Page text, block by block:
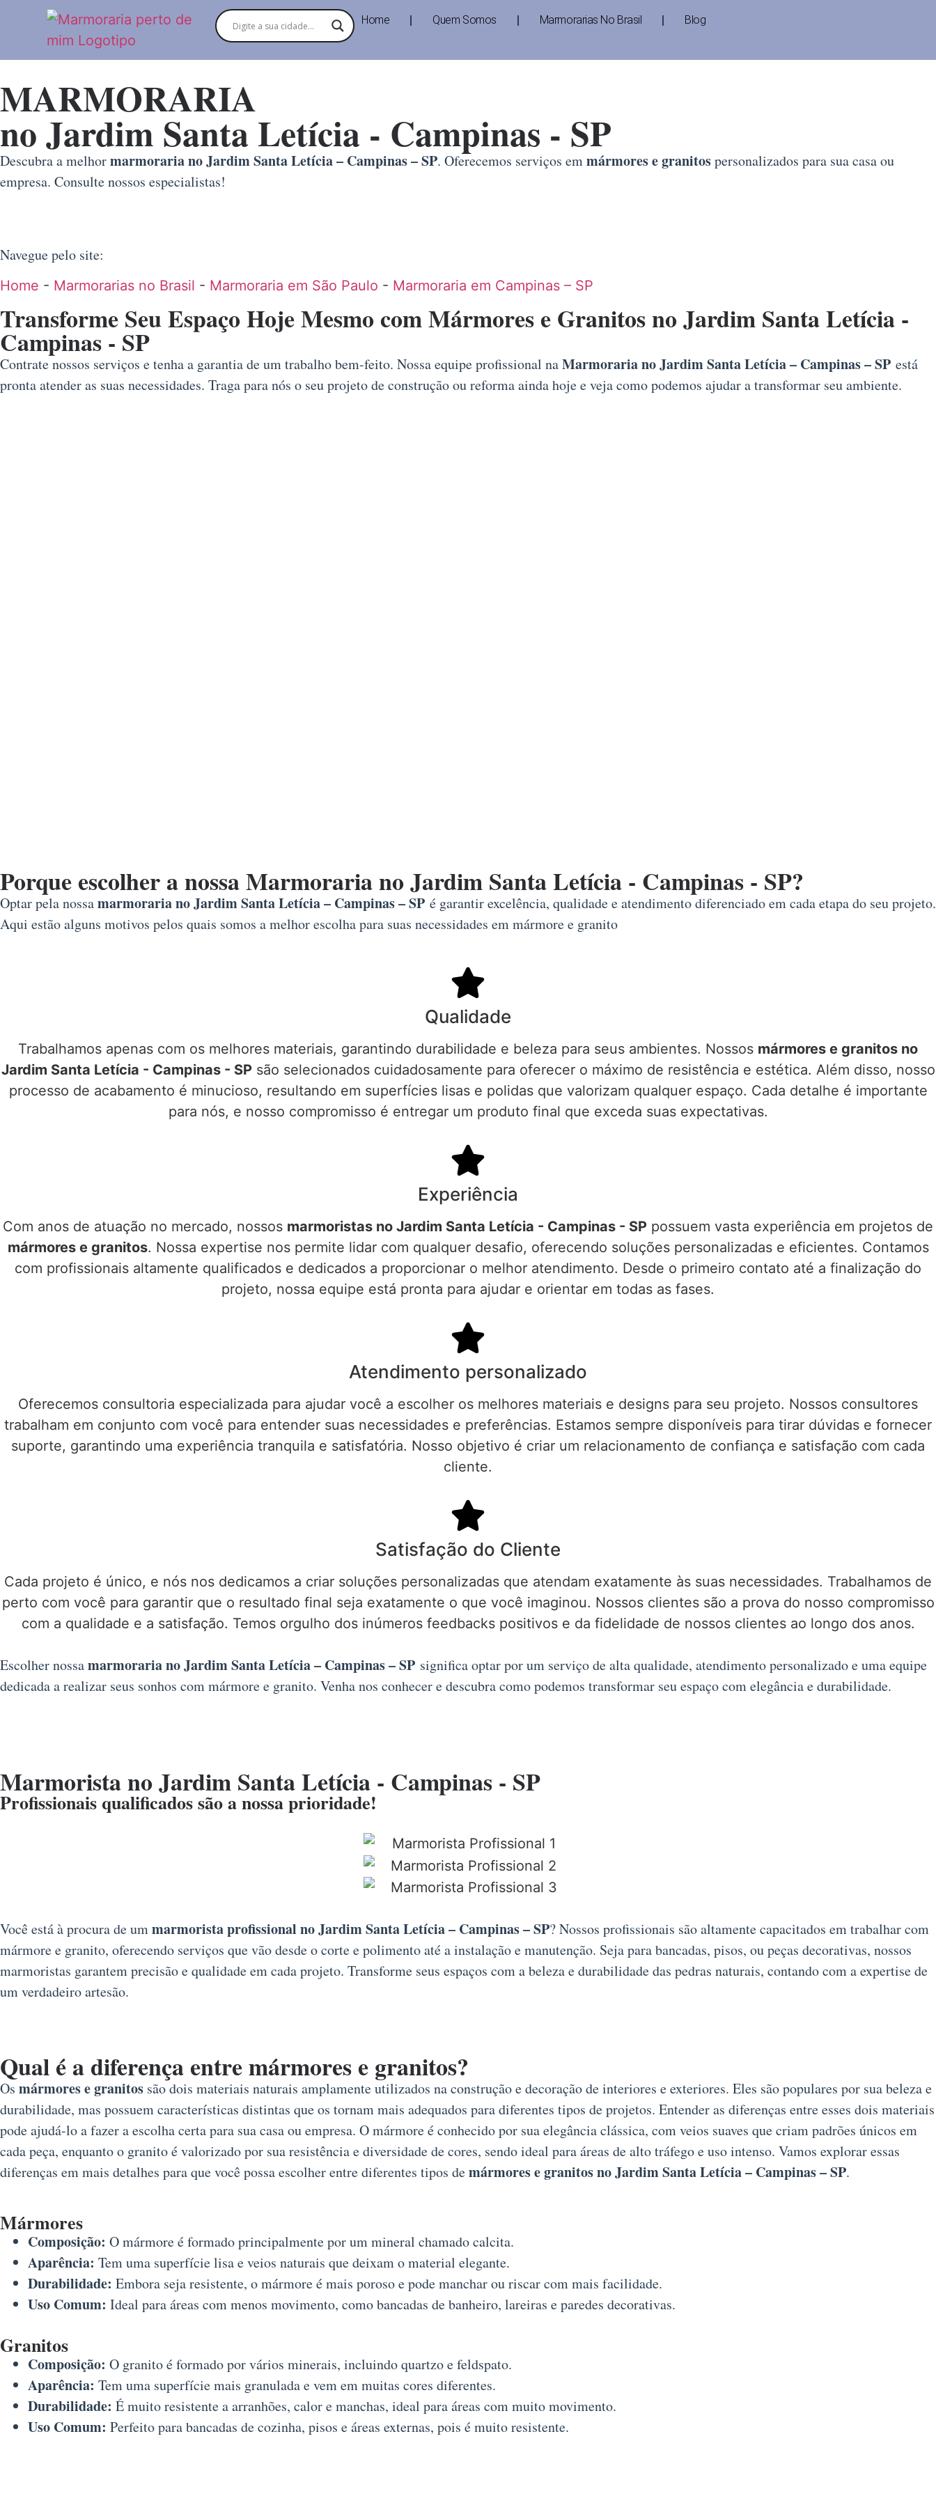
Home Quem Somos Marmorarias No Brasil Blog
MARMORARIA
no Jardim Santa Letícia - Campinas - SP
Descubra a melhormarmoraria no Jardim Santa Letícia – Campinas – SP. Oferecemos serviços emmármores e granitospersonalizados para sua casa ou
empresa. Consulte nossos especialistas!
Navegue pelo site:
Home - Marmorarias no Brasil - Marmoraria em São Paulo - Marmoraria em Campinas – SP
Transforme Seu Espaço Hoje Mesmo com Mármores e Granitos no Jardim Santa Letícia -
Campinas - SP
Contrate nossos serviços e tenha a garantia de um trabalho bem-feito. Nossa equipe profissional naMarmoraria no Jardim Santa Letícia – Campinas – SP está
pronta atender as suas necessidades. Traga para nós o seu projeto de construção ou reforma ainda hoje e veja como podemos ajudar a transformar seu ambiente.
Porque escolher a nossa Marmoraria no Jardim Santa Letícia - Campinas - SP?
Optar pela nossamarmoraria no Jardim Santa Letícia – Campinas – SP é garantir excelência, qualidade e atendimento diferenciado em cada etapa do seu projeto.
Aqui estão alguns motivos pelos quais somos a melhor escolha para suas necessidades em mármore e granito
Qualidade
Trabalhamos apenas com os melhores materiais, garantindo durabilidade e beleza para seus ambientes. Nossos mármores e granitos no
Jardim Santa Letícia - Campinas - SPsão selecionados cuidadosamente para oferecer o máximo de resistência e estética. Além disso, nosso
processo de acabamento é minucioso, resultando em superfícies lisas e polidas que valorizam qualquer espaço. Cada detalhe é importante
para nós, e nosso compromisso é entregar um produto final que exceda suas expectativas.
Experiência
Com anos de atuação no mercado, nossos marmoristas no Jardim Santa Letícia - Campinas - SP possuem vasta experiência em projetos de
mármores e granitos. Nossa expertise nos permite lidar com qualquer desafio, oferecendo soluções personalizadas e eficientes. Contamos
com profissionais altamente qualificados e dedicados a proporcionar o melhor atendimento. Desde o primeiro contato até a finalização do
projeto, nossa equipe está pronta para ajudar e orientar em todas as fases.
Atendimento personalizado
Oferecemos consultoria especializada para ajudar você a escolher os melhores materiais e designs para seu projeto. Nossos consultores
trabalham em conjunto com você para entender suas necessidades e preferências. Estamos sempre disponíveis para tirar dúvidas e fornecer
suporte, garantindo uma experiência tranquila e satisfatória. Nosso objetivo é criar um relacionamento de confiança e satisfação com cada
cliente.
Satisfação do Cliente
Cada projeto é único, e nós nos dedicamos a criar soluções personalizadas que atendam exatamente às suas necessidades. Trabalhamos de
perto com você para garantir que o resultado final seja exatamente o que você imaginou. Nossos clientes são a prova do nosso compromisso
com a qualidade e a satisfação. Temos orgulho dos inúmeros feedbacks positivos e da fidelidade de nossos clientes ao longo dos anos.
Escolher nossamarmoraria no Jardim Santa Letícia – Campinas – SP significa optar por um serviço de alta qualidade, atendimento personalizado e uma equipe
dedicada a realizar seus sonhos com mármore e granito. Venha nos conhecer e descubra como podemos transformar seu espaço com elegância e durabilidade.
Marmorista no Jardim Santa Letícia - Campinas - SP
Profissionais qualificados são a nossa prioridade!
Você está à procura de ummarmorista profissional no Jardim Santa Letícia – Campinas – SP? Nossos profissionais são altamente capacitados em trabalhar com
mármore e granito, oferecendo serviços que vão desde o corte e polimento até a instalação e manutenção. Seja para bancadas, pisos, ou peças decorativas, nossos
marmoristas garantem precisão e qualidade em cada projeto. Transforme seus espaços com a beleza e durabilidade das pedras naturais, contando com a expertise de
um verdadeiro artesão.
Qual é a diferença entre mármores e granitos?
Os mármores e granitos são dois materiais naturais amplamente utilizados na construção e decoração de interiores e exteriores. Eles são populares por sua beleza e
durabilidade, mas possuem características distintas que os tornam mais adequados para diferentes tipos de projetos. Entender as diferenças entre esses dois materiais
pode ajudá-lo a fazer a escolha certa para sua casa ou empresa. O mármore é conhecido por sua elegância clássica, com veios suaves que criam padrões únicos em
cada peça, enquanto o granito é valorizado por sua resistência e diversidade de cores, sendo ideal para áreas de alto tráfego e uso intenso. Vamos explorar essas
diferenças em mais detalhes para que você possa escolher entre diferentes tipos demármores e granitos no Jardim Santa Letícia – Campinas – SP.
Mármores
Composição: O mármore é formado principalmente por um mineral chamado calcita.
Aparência: Tem uma superfície lisa e veios naturais que deixam o material elegante.
Durabilidade: Embora seja resistente, o mármore é mais poroso e pode manchar ou riscar com mais facilidade.
Uso Comum: Ideal para áreas com menos movimento, como bancadas de banheiro, lareiras e paredes decorativas.
Granitos
Composição: O granito é formado por vários minerais, incluindo quartzo e feldspato.
Aparência: Tem uma superfície mais granulada e vem em muitas cores diferentes.
Durabilidade: É muito resistente a arranhões, calor e manchas, ideal para áreas com muito movimento.
Uso Comum: Perfeito para bancadas de cozinha, pisos e áreas externas, pois é muito resistente.